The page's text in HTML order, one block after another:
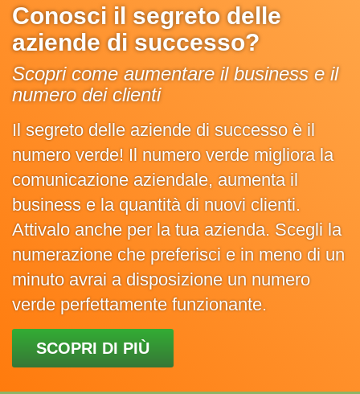
Conosci il segreto delle
aziende di successo?
Scopri come aumentare il business e il
numero dei clienti
Il segreto delle aziende di successo è il
numero verde! Il numero verde migliora la
comunicazione aziendale, aumenta il
business e la quantità di nuovi clienti.
Attivalo anche per la tua azienda. Scegli la
numerazione che preferisci e in meno di un
minuto avrai a disposizione un numero
verde perfettamente funzionante.
SCOPRI DI PIÙ